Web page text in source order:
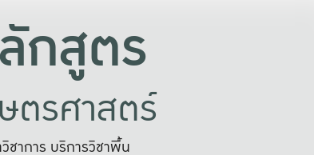
กสูตร
ตรศาสตร์
าการ บริการวิชาพื้น